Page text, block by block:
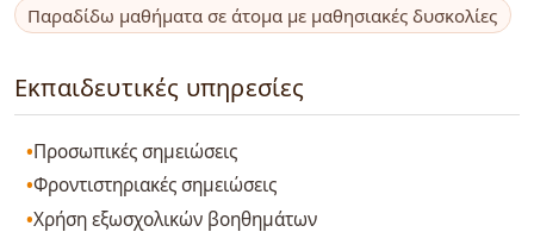
Παραδίδω μαθήματα σε άτομα με μαθησιακές δυσκολίες
Εκπαιδευτικές υπηρεσίες
Προσωπικές σημειώσεις
Φροντιστηριακές σημειώσεις
Χρήση εξωσχολικών βοηθημάτων